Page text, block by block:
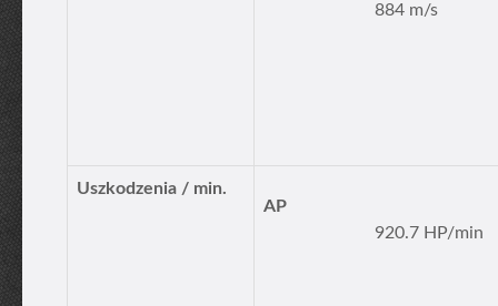
884 m/s
Uszkodzenia / min.
AP
920.7 HP/min